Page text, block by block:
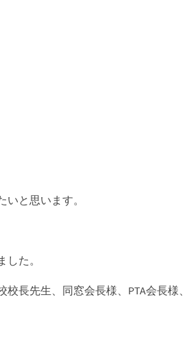
と思います。
た。
長先生、同窓会長様、PTA会長